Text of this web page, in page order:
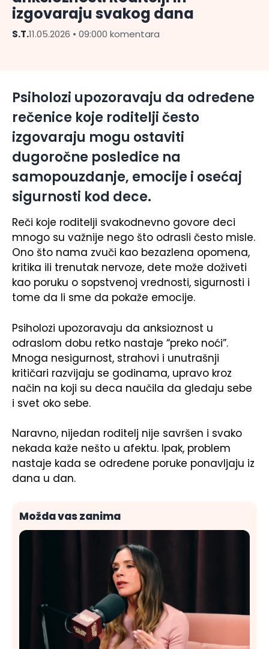
izgovaraju svakog dana
S.T.11.05.2026 • 09:000 komentara
Psiholozi upozoravaju da određene
rečenice koje roditelji često
izgovaraju mogu ostaviti
dugoročne posledice na
samopouzdanje, emocije i osećaj
sigurnosti kod dece.
Reči koje roditelji svakodnevno govore deci
mnogo su važnije nego što odrasli često misle.
Ono što nama zvuči kao bezazlena opomena,
kritika ili trenutak nervoze, dete može doživeti
kao poruku o sopstvenoj vrednosti, sigurnosti i
tome da li sme da pokaže emocije.
Psiholozi upozoravaju da anksioznost u
odraslom dobu retko nastaje “preko noći”.
Mnoga nesigurnost, strahovi i unutrašnji
kritičari razvijaju se godinama, upravo kroz
način na koji su deca naučila da gledaju sebe
i svet oko sebe.
Naravno, nijedan roditelj nije savršen i svako
nekada kaže nešto u afektu. Ipak, problem
nastaje kada se određene poruke ponavljaju iz
dana u dan.
Možda vas zanima